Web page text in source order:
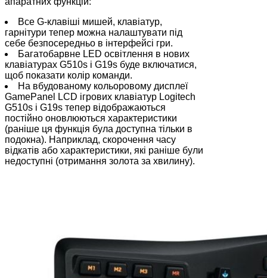
Все G-клавіші мишей, клавіатур,
гарнітури тепер можна налаштувати під
себе безпосередньо в інтерфейсі гри.
Багатобарвне LED освітлення в нових
клавіатурах G510s і G19s буде включатися,
щоб показати колір команди.
На вбудованому кольоровому дисплеї
GamePanel LCD ігрових клавіатур Logitech
G510s і G19s тепер відображаються
постійно оновлюються характеристики
(раніше ця функція була доступна тільки в
подокна). Наприклад, скорочення часу
відкатів або характеристики, які раніше були
недоступні (отримання золота за хвилину).